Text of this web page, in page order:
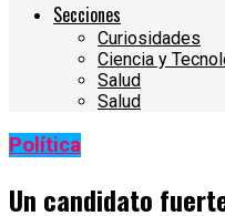
Secciones
Curiosidades
Ciencia y
Salud
Salud
Política
Un candidato